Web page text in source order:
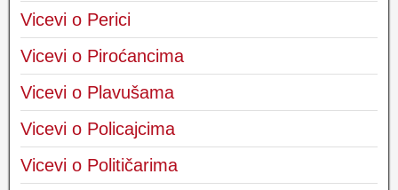
Vicevi o Perici
Vicevi o Piroćancima
Vicevi o Plavušama
Vicevi o Policajcima
Vicevi o Političarima